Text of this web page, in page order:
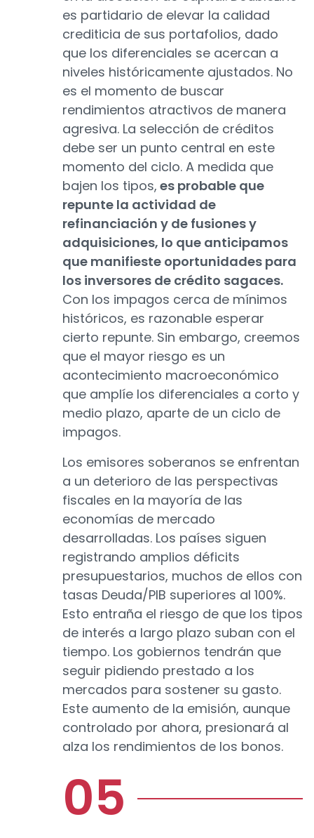
es partidario de elevar la calidad
crediticia de sus portafolios, dado
que los diferenciales se acercan a
niveles históricamente ajustados. No
es el momento de buscar
rendimientos atractivos de manera
agresiva. La selección de créditos
debe ser un punto central en este
momento del ciclo. A medida que
bajen los tipos, es probable que
repunte la actividad de
refinanciación y de fusiones y
adquisiciones, lo que anticipamos
que manifieste oportunidades para
los inversores de crédito sagaces.
Con los impagos cerca de mínimos
históricos, es razonable esperar
cierto repunte. Sin embargo, creemos
que el mayor riesgo es un
acontecimiento macroeconómico
que amplíe los diferenciales a corto y
medio plazo, aparte de un ciclo de
impagos.
Los emisores soberanos se enfrentan
a un deterioro de las perspectivas
fiscales en la mayoría de las
economías de mercado
desarrolladas. Los países siguen
registrando amplios déficits
presupuestarios, muchos de ellos con
tasas Deuda/PIB superiores al 100%.
Esto entraña el riesgo de que los tipos
de interés a largo plazo suban con el
tiempo. Los gobiernos tendrán que
seguir pidiendo prestado a los
mercados para sostener su gasto.
Este aumento de la emisión, aunque
controlado por ahora, presionará al
alza los rendimientos de los bonos.